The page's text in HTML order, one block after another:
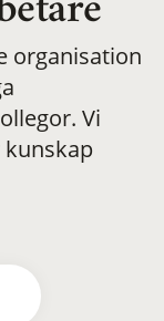
organisation
Vi